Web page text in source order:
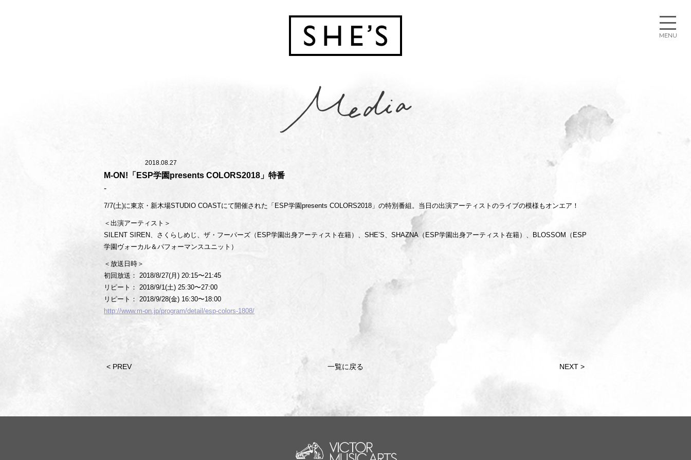
2018.08.27
M-ON!「ESP学園presents COLORS2018」特番
7/7(土)に東京・新木場STUDIO COASTにて開催された「ESP学園presents COLORS2018」の特別番組。当日の出演アーティストのライブの模様もオンエア！
＜出演アーティスト＞
SILENT SIREN、さくらしめじ、ザ・フーパーズ（ESP学園出身アーティスト在籍）、SHE’S、SHAZNA（ESP学園出身アーティスト在籍）、BLOSSOM（ESP
学園ヴォーカル＆パフォーマンスユニット）
＜放送日時＞
初回放送： 2018/8/27(月) 20:15〜21:45
リピート： 2018/9/1(土) 25:30〜27:00
リピート： 2018/9/28(金) 16:30〜18:00
http://www.m-on.jp/program/detail/esp-colors-1808/
< PREV NEXT >
一覧に戻る